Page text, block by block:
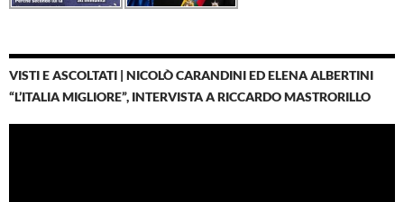
VISTI E ASCOLTATI | NICOLÒ CARANDINI ED ELENA ALBERTINI
“L’ITALIA MIGLIORE”, INTERVISTA A RICCARDO MASTRORILLO